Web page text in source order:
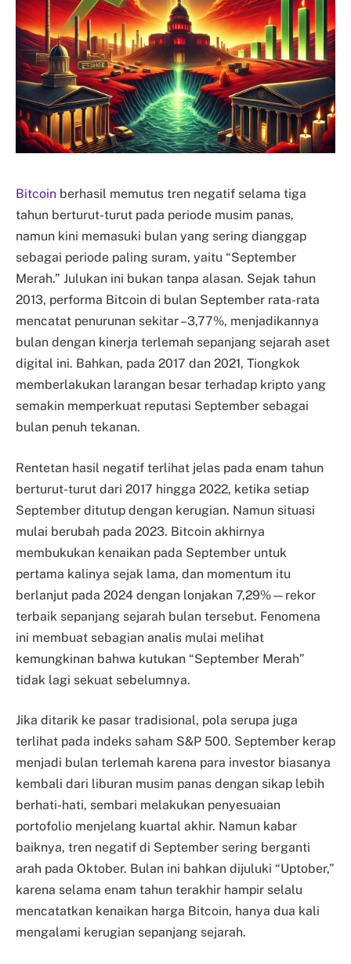
Bitcoin berhasil memutus tren negatif selama tiga
tahun berturut-turut pada periode musim panas,
namun kini memasuki bulan yang sering dianggap
sebagai periode paling suram, yaitu “September
Merah.” Julukan ini bukan tanpa alasan. Sejak tahun
2013, performa Bitcoin di bulan September rata-rata
mencatat penurunan sekitar –3,77%, menjadikannya
bulan dengan kinerja terlemah sepanjang sejarah aset
digital ini. Bahkan, pada 2017 dan 2021, Tiongkok
memberlakukan larangan besar terhadap kripto yang
semakin memperkuat reputasi September sebagai
bulan penuh tekanan.
Rentetan hasil negatif terlihat jelas pada enam tahun
berturut-turut dari 2017 hingga 2022, ketika setiap
September ditutup dengan kerugian. Namun situasi
mulai berubah pada 2023. Bitcoin akhirnya
membukukan kenaikan pada September untuk
pertama kalinya sejak lama, dan momentum itu
berlanjut pada 2024 dengan lonjakan 7,29%—rekor
terbaik sepanjang sejarah bulan tersebut. Fenomena
ini membuat sebagian analis mulai melihat
kemungkinan bahwa kutukan “September Merah”
tidak lagi sekuat sebelumnya.
Jika ditarik ke pasar tradisional, pola serupa juga
terlihat pada indeks saham S&P 500. September kerap
menjadi bulan terlemah karena para investor biasanya
kembali dari liburan musim panas dengan sikap lebih
berhati-hati, sembari melakukan penyesuaian
portofolio menjelang kuartal akhir. Namun kabar
baiknya, tren negatif di September sering berganti
arah pada Oktober. Bulan ini bahkan dijuluki “Uptober,”
karena selama enam tahun terakhir hampir selalu
mencatatkan kenaikan harga Bitcoin, hanya dua kali
mengalami kerugian sepanjang sejarah.